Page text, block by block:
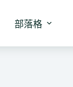
部落格